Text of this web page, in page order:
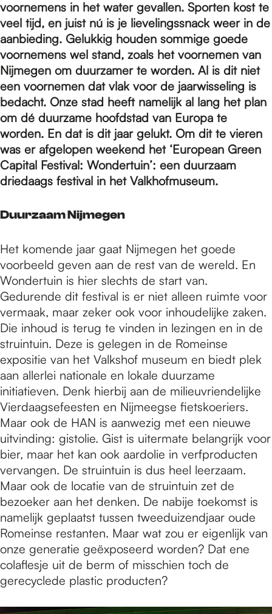
e
p
a
g
e
voornemens in het water gevallen. Sporten kost te
veel tijd, en juist nú is je lievelingssnack weer in de
aanbieding. Gelukkig houden sommige goede
voornemens wel stand, zoals het voornemen van
Nijmegen om duurzamer te worden. Al is dit niet
een voornemen dat vlak voor de jaarwisseling is
bedacht. Onze stad heeft namelijk al lang het plan
om dé duurzame hoofdstad van Europa te
worden. En dat is dit jaar gelukt. Om dit te vieren
was er afgelopen weekend het ‘European Green
Capital Festival: Wondertuin’: een duurzaam
driedaags festival in het Valkhofmuseum.
Duurzaam Nijmegen
Het komende jaar gaat Nijmegen het goede
voorbeeld geven aan de rest van de wereld. En
Wondertuin is hier slechts de start van.
Gedurende dit festival is er niet alleen ruimte voor
vermaak, maar zeker ook voor inhoudelijke zaken.
Die inhoud is terug te vinden in lezingen en in de
struintuin. Deze is gelegen in de Romeinse
expositie van het Valkshof museum en biedt plek
aan allerlei nationale en lokale duurzame
initiatieven. Denk hierbij aan de milieuvriendelijke
Vierdaagsefeesten en Nijmeegse fietskoeriers.
Maar ook de HAN is aanwezig met een nieuwe
uitvinding: gistolie. Gist is uitermate belangrijk voor
bier, maar het kan ook aardolie in verfproducten
vervangen. De struintuin is dus heel leerzaam.
Maar ook de locatie van de struintuin zet de
bezoeker aan het denken. De nabije toekomst is
namelijk geplaatst tussen tweeduizendjaar oude
Romeinse restanten. Maar wat zou er eigenlijk van
onze generatie geëxposeerd worden? Dat ene
colaflesje uit de berm of misschien toch de
gerecyclede plastic producten?